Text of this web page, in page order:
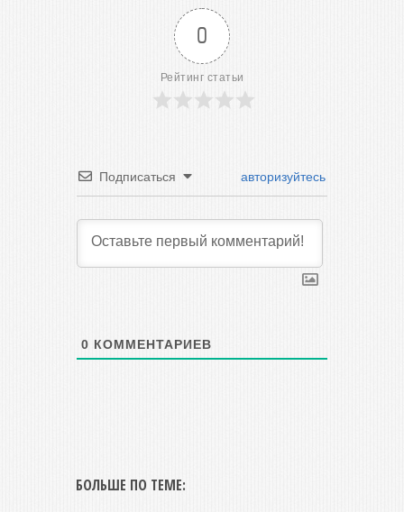
0
Рейтинг статьи
Подписаться авторизуйтесь
0 КОММЕНТАРИЕВ
БОЛЬШЕ ПО ТЕМЕ: